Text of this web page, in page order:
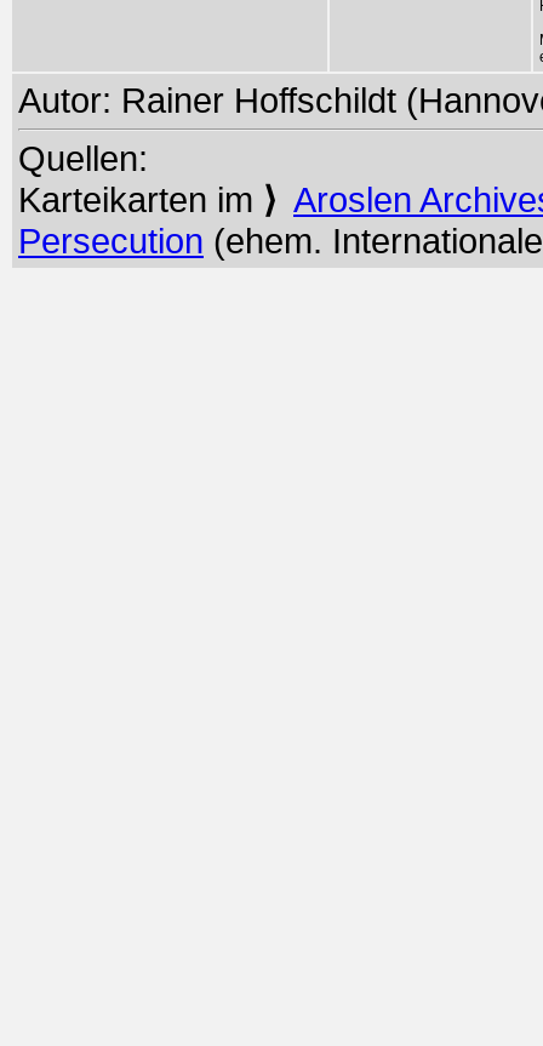
Autor: Rainer Hoffschildt
Quellen:
Karteikarten im ⟩ Aroslen
Persecution (ehem.